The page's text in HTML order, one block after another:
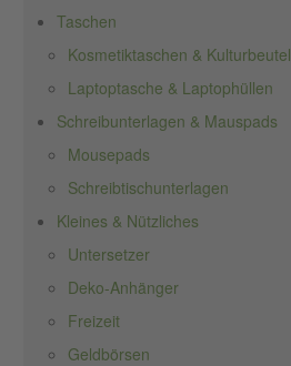
Taschen
Kosmetiktaschen & Kulturbeutel
Laptoptasche & Laptophüllen
Schreibunterlagen & Mauspads
Mousepads
Schreibtischunterlagen
Kleines & Nützliches
Untersetzer
Deko-Anhänger
Freizeit
Geldbörsen